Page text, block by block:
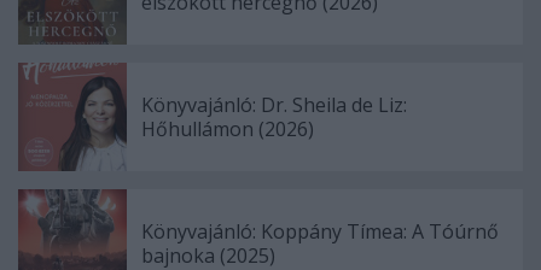
Könyvajánló: Dr. Sheila de Liz:
Hőhullámon (2026)
Könyvajánló: Koppány Tímea: A Tóúrnő
bajnoka (2025)